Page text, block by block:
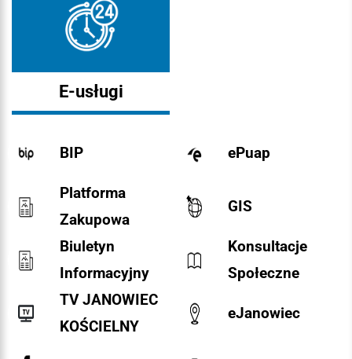
E-usługi
BIP ePuap
Platforma
Zakupowa
GIS
Biuletyn
Informacyjny
Konsultacje
Społeczne
TV JANOWIEC
KOŚCIELNY
eJanowiec